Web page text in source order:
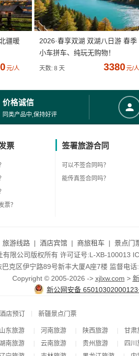
疆暖
元/人
2026·春享双湖 双湖八日游 春季
小车拼车、纯玩无购物！
天数: 8 天 3380元/人
价格诚信
同类产品中,保持好评
票
票？
签署旅游合同
可以不签合同吗？
能传真签合同吗？
旅游线路 | 酒店宾馆 | 商旅租车 | 景点门
有限公司版权所有 许可证号:L-XB-100013
克区伊宁路89号新丰大厦A座7楼 监督电
Copyright © 2005-2026 -> xjlxw.com >
新公网安备 65010302000123
店预订 | 新疆景点门票
山东旅游 | 河南旅游 | 陕西旅游 | 甘肃
南旅游 | 云南旅游 | 贵州旅游 | 四川